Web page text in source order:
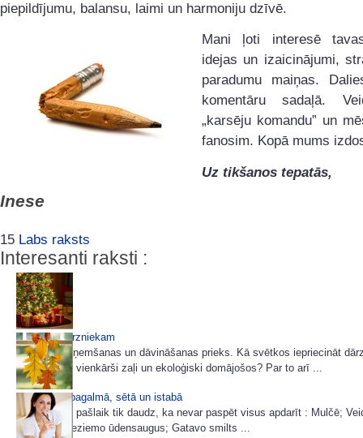
piepildījumu, balansu, laimi un harmoniju dzīvē.
Mani ļoti interesē
idejas un izaicinājumi,
paradumu maiņas.
komentāru sadaļā.
„karsēju komandu” un
fanosim. Kopā mums
Uz tikšanos tepatās,
Inese
15 Labs raksts
Interesanti raksti :
Dāvanas dārzniekam
Dāvanu saņemšanas un dāvināšanas prieks. Kā svētkos iepriecināt
puķumīli vai vienkārši zaļi un ekoloģiski domājošos? Par to arī ...
Miķeļdiena pagalmā, sētā un istabā
Dārzā darbu pašlaik tik daudz, ka nevar paspēt visus apdarīt : Mulčē;
viršu dobi; Ieziemo ūdensaugus; Gatavo smilts ...